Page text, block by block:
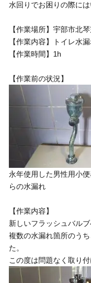
水回りでお困りの際に
【作業場所】宇部市北
【作業内容】トイレ水
【作業時間】1h
【作業前の状況】
永年使用した男性用小
らの水漏れ
【作業内容】
新しいフラッシュバル
複数の水漏れ箇所のう
た。
この度は問題なく取り